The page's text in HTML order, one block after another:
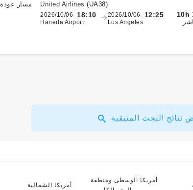
مسار عودة United Airlines (UA38)
2026/10/06 18:10
Haneda Airport
2026/10/06 12:25
Los Angeles
10h
نتائج البحث المتبقية
أمريكا الشمالية
أمريكا الوسطى ومنطقة